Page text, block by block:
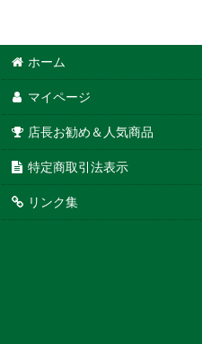
ホーム
マイページ
店長お勧め＆人気商品
特定商取引法表示
リンク集